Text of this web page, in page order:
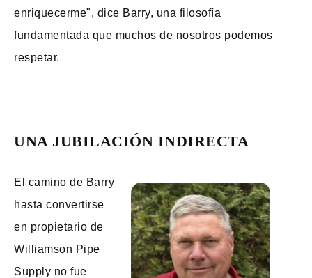
enriquecerme", dice Barry, una filosofía
fundamentada que muchos de nosotros podemos
respetar.
UNA JUBILACIÓN INDIRECTA
El camino de Barry
hasta convertirse
en propietario de
Williamson Pipe
Supply no fue